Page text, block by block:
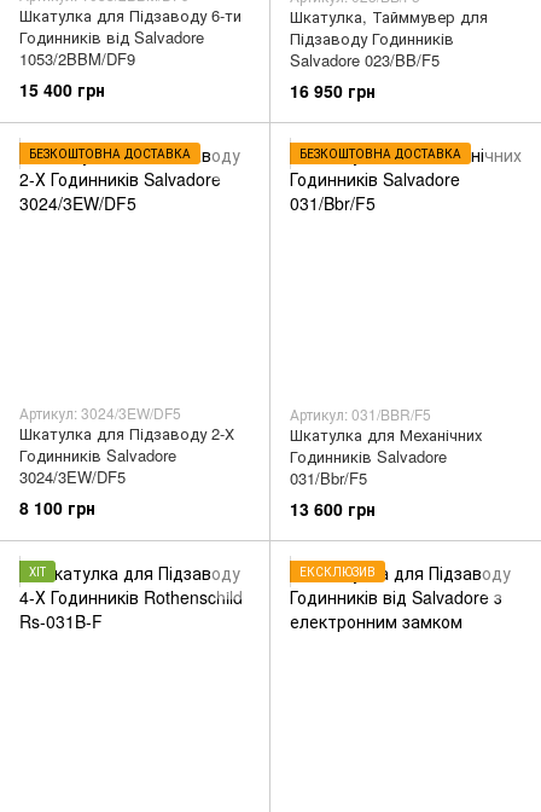
Шкатулка для Підзаводу 6-ти
Годинників від Salvadore
1053/2BBM/DF9
15 400 грн
Шкатулка, Тайммувер для
Підзаводу Годинників
Salvadore 023/BB/F5
16 950 грн
БЕЗКОШТОВНА ДОСТАВКА
Артикул: 3024/3EW/DF5
Шкатулка для Підзаводу 2-Х
Годинників Salvadore
3024/3EW/DF5
8 100 грн
БЕЗКОШТОВНА ДОСТАВКА
Артикул: 031/BBR/F5
Шкатулка для Механічних
Годинників Salvadore
031/Bbr/F5
13 600 грн
ХІТ ЕКСКЛЮЗИВ